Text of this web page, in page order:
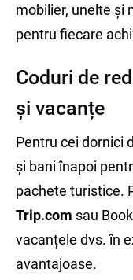
mobilier, unelte și
pentru fiecare
Coduri de
și vacanțe
Pentru cei dornici
și bani înapoi
pachete turistice.
Trip.com sau
vacanțele dvs. în
avantajoase.